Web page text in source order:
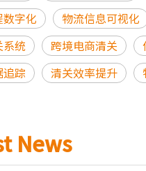
字化
物流信息可视化
系统
跨境电商清关
追踪
清关效率提升
News